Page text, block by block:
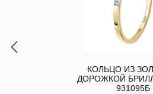
КОЛЬЦО ИЗ
ДОРОЖКОЙ
931095Б